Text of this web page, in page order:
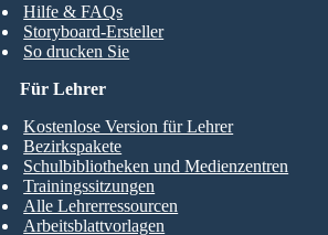
Hilfe & FAQs
Storyboard-Ersteller
So drucken Sie
Für Lehrer
Kostenlose Version für Lehrer
Bezirkspakete
Schulbibliotheken und Medienzentren
Trainingssitzungen
Alle Lehrerressourcen
Arbeitsblattvorlagen